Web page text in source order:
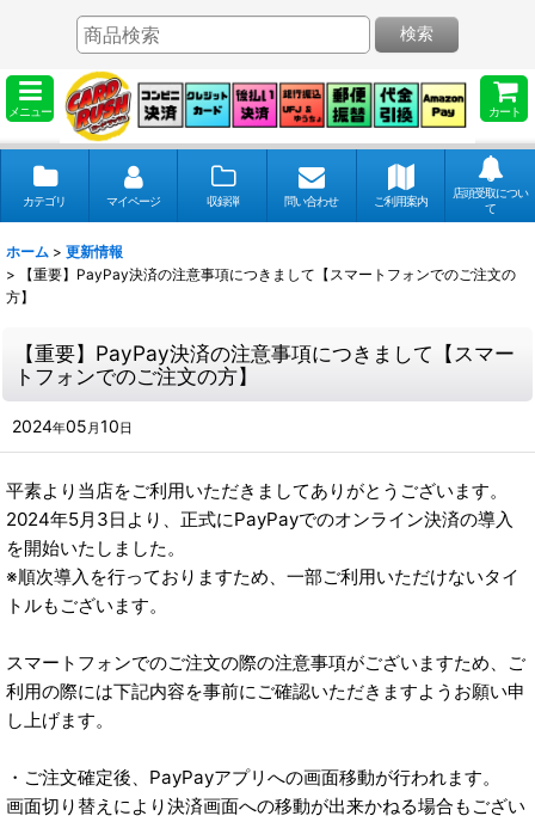
メニュー カート
検索
カテゴリ マイページ 収録弾 問い合わせ ご利用案内
店頭受取につい
て
ホーム > 更新情報
>
【重要】PayPay決済の注意事項につきまして【スマートフォンでのご注文の
方】
【重要】PayPay決済の注意事項につきまして【スマー
トフォンでのご注文の方】
2024年05 月 10 日
平素より当店をご利用いただきましてありがとうございます。
2024年5月3日より、正式にPayPayでのオンライン決済の導入
を開始いたしました。
※順次導入を行っておりますため、一部ご利用いただけないタイ
トルもございます。
スマートフォンでのご注文の際の注意事項がございますため、ご
利用の際には下記内容を事前にご確認いただきますようお願い申
し上げます。
・ご注文確定後、PayPayアプリへの画面移動が行われます。
画面切り替えにより決済画面への移動が出来かねる場合もござい